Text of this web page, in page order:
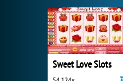
Sweet Love Slots